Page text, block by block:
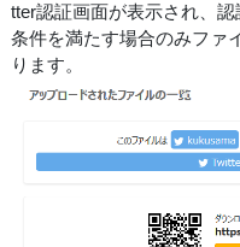
tter認証画面が表示され、認
条件を満たす場合のみファ
ります。